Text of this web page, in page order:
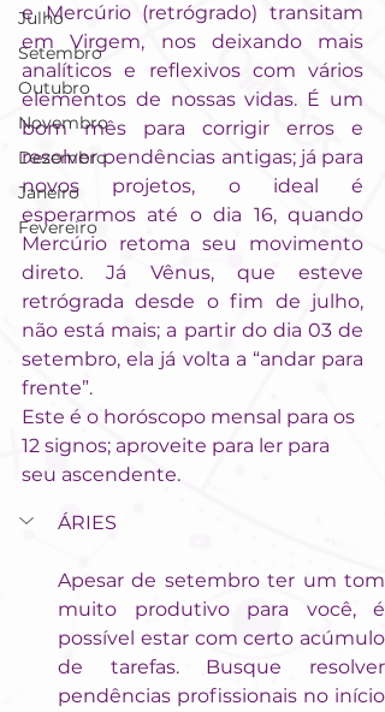
Julho
Setembro
Outubro
Novembro
Dezembro
Janeiro
Fevereiro
e Mercúrio (retrógrado) transitam
em Virgem, nos deixando mais
analíticos e reflexivos com vários
elementos de nossas vidas. É um
bom mês para corrigir erros e
resolver pendências antigas; já para
novos projetos, o ideal é
esperarmos até o dia 16, quando
Mercúrio retoma seu movimento
direto. Já Vênus, que esteve
retrógrada desde o fim de julho,
não está mais; a partir do dia 03 de
setembro, ela já volta a “andar para
frente”.
Este é o horóscopo mensal para os
12 signos; aproveite para ler para
seu ascendente.
ÁRIES
Apesar de setembro ter um tom
muito produtivo para você, é
possível estar com certo acúmulo
de tarefas. Busque resolver
pendências profissionais no início